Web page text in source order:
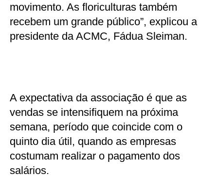
movimento. As floriculturas também
recebem um grande público”, explicou a
presidente da ACMC, Fádua Sleiman.
A expectativa da associação é que as
vendas se intensifiquem na próxima
semana, período que coincide com o
quinto dia útil, quando as empresas
costumam realizar o pagamento dos
salários.